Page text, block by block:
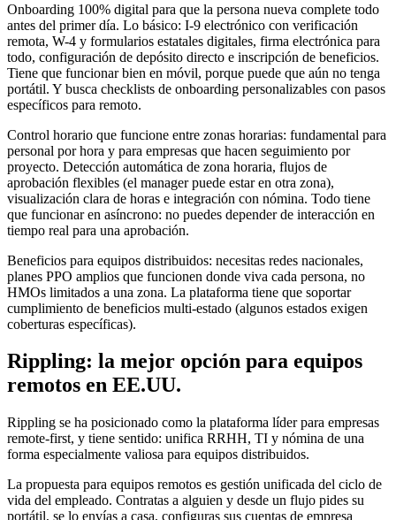
Onboarding 100% digital para que la persona nueva complete todo
antes del primer día. Lo básico: I-9 electrónico con verificación
remota, W-4 y formularios estatales digitales, firma electrónica para
todo, configuración de depósito directo e inscripción de beneficios.
Tiene que funcionar bien en móvil, porque puede que aún no tenga
portátil. Y busca checklists de onboarding personalizables con pasos
específicos para remoto.
Control horario que funcione entre zonas horarias: fundamental para
personal por hora y para empresas que hacen seguimiento por
proyecto. Detección automática de zona horaria, flujos de
aprobación flexibles (el manager puede estar en otra zona),
visualización clara de horas e integración con nómina. Todo tiene
que funcionar en asíncrono: no puedes depender de interacción en
tiempo real para una aprobación.
Beneficios para equipos distribuidos: necesitas redes nacionales,
planes PPO amplios que funcionen donde viva cada persona, no
HMOs limitados a una zona. La plataforma tiene que soportar
cumplimiento de beneficios multi-estado (algunos estados exigen
coberturas específicas).
Rippling: la mejor opción para equipos
remotos en EE.UU.
Rippling se ha posicionado como la plataforma líder para empresas
remote-first, y tiene sentido: unifica RRHH, TI y nómina de una
forma especialmente valiosa para equipos distribuidos.
La propuesta para equipos remotos es gestión unificada del ciclo de
vida del empleado. Contratas a alguien y desde un flujo pides su
portátil, se lo envías a casa, configuras sus cuentas de empresa